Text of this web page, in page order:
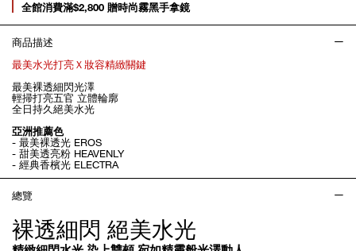
全館消費滿$2,800 贈時尚霧黑手拿鏡
商品描述
最美水光打亮Ｘ妝容精緻關鍵
最美裸透細閃光澤
輕掃打亮五官 立體輪廓
全日持久絕美水光
亞洲推薦色
- 最美裸透光 EROS
- 甜美透亮粉 HEAVENLY
- 經典香檳光 ELECTRA
總覽
裸透細閃 絕美水光